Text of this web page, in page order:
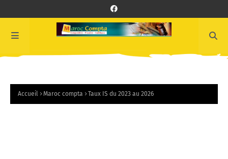
Accueil Maroc compta Taux IS du 2023 au 2026